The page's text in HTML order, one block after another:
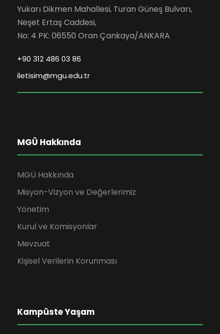
Yukarı Dikmen Mahallesi, Turan Güneş Bulvarı,
Neşet Ertaş Caddesi,
No: 4 PK: 06550 Oran Çankaya/ANKARA
+90 312 486 03 86
iletisim@mgu.edu.tr
MGÜ Hakkında
MGÜ Hakkında
Misyon-Vizyon ve Değerlerimiz
Yönetim
Kurul ve Komisyonlar
Mevzuat
Kişisel Verilerin Korunması
Kampüste Yaşam